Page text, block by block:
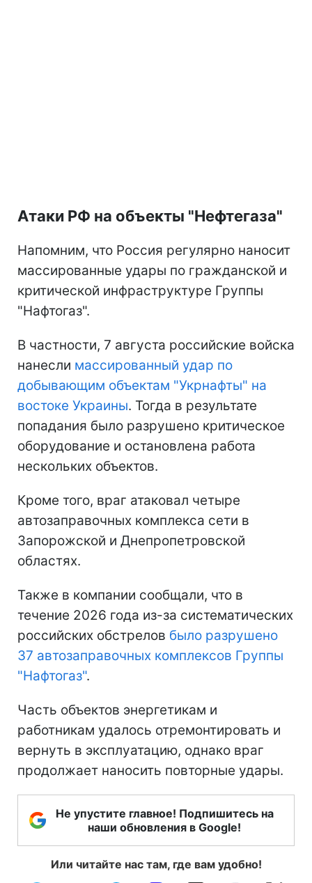
Атаки РФ на объекты "Нефтегаза"
Напомним, что Россия регулярно наносит
массированные удары по гражданской и
критической инфраструктуре Группы
"Нафтогаз".
В частности, 7 августа российские войска
нанесли массированный удар по
добывающим объектам "Укрнафты" на
востоке Украины. Тогда в результате
попадания было разрушено критическое
оборудование и остановлена работа
нескольких объектов.
Кроме того, враг атаковал четыре
автозаправочных комплекса сети в
Запорожской и Днепропетровской
областях.
Также в компании сообщали, что в
течение 2026 года из-за систематических
российских обстрелов было разрушено
37 автозаправочных комплексов Группы
"Нафтогаз".
Часть объектов энергетикам и
работникам удалось отремонтировать и
вернуть в эксплуатацию, однако враг
продолжает наносить повторные удары.
Не упустите главное! Подпишитесь на
наши обновления в Google!
Или читайте нас там, где вам удобно!